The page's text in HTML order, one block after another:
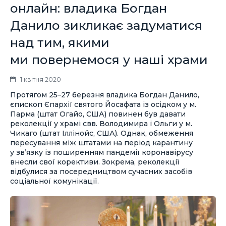
онлайн: владика Богдан
Данило зикликає задуматися
над тим, якими
ми повернемося у наші храми
1 квітня 2020
Протягом 25–27 березня владика Богдан Данило,
єпископ Єпархії святого Йосафата із осідком у м.
Парма (штат Огайо, США) повинен був давати
реколекції у храмі свв. Володимира і Ольги у м.
Чикаго (штат Іллінойс, США). Однак, обмеження
пересування між штатами на період карантину
у зв’язку із поширенням пандемії коронавірусу
внесли свої корективи. Зокрема, реколекції
відбулися за посередництвом сучасних засобів
соціальної комунікації.